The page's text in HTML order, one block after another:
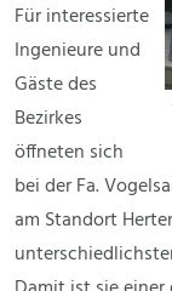
Für interessierte
Ingenieure und
Gäste des
Bezirkes
öffneten sich
bei der Fa.
am Standort